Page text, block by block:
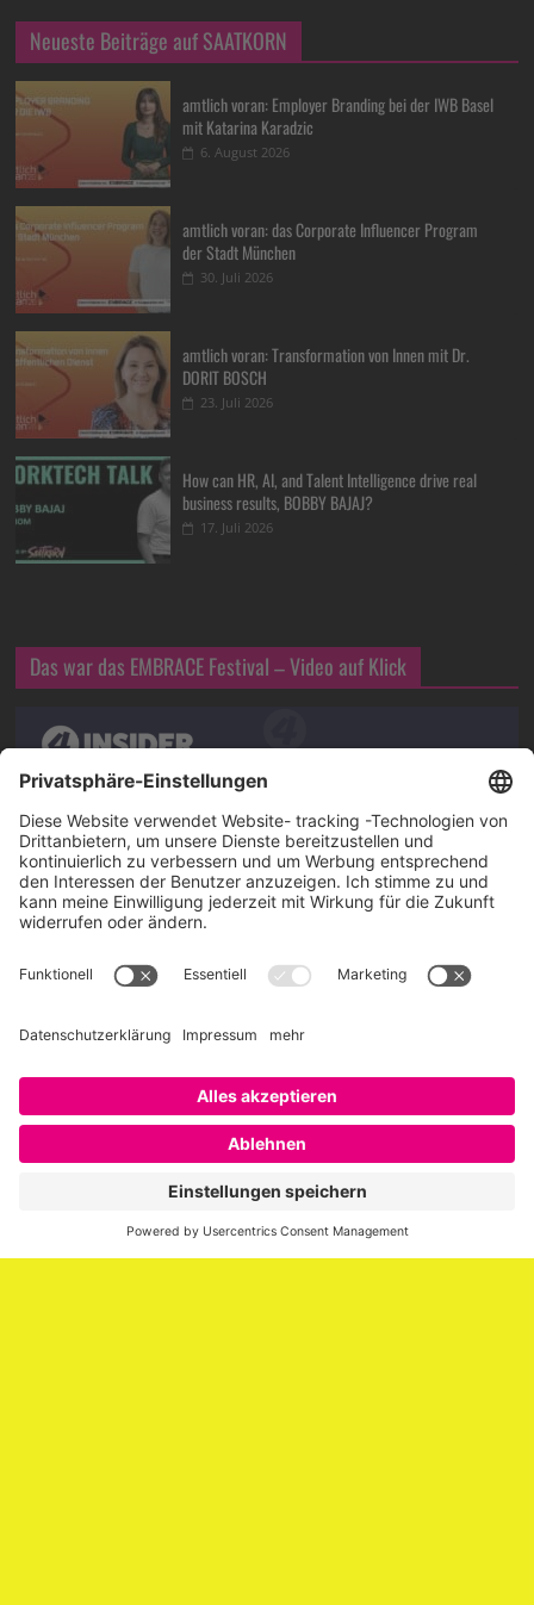
Neueste Beiträge auf SAATKORN
amtlich voran: Employer Branding bei der IWB Basel
mit Katarina Karadzic
6. August 2026
amtlich voran: das Corporate Influencer Program
der Stadt München
30. Juli 2026
amtlich voran: Transformation von Innen mit Dr.
DORIT BOSCH
23. Juli 2026
How can HR, AI, and Talent Intelligence drive real
business results, BOBBY BAJAJ?
17. Juli 2026
Das war das EMBRACE Festival – Video auf Klick
Über SAATKORN
SAATKORN ist der Blog von Gero Hesse. Seit 2009 schreibt
er über die Themen Employer Branding,